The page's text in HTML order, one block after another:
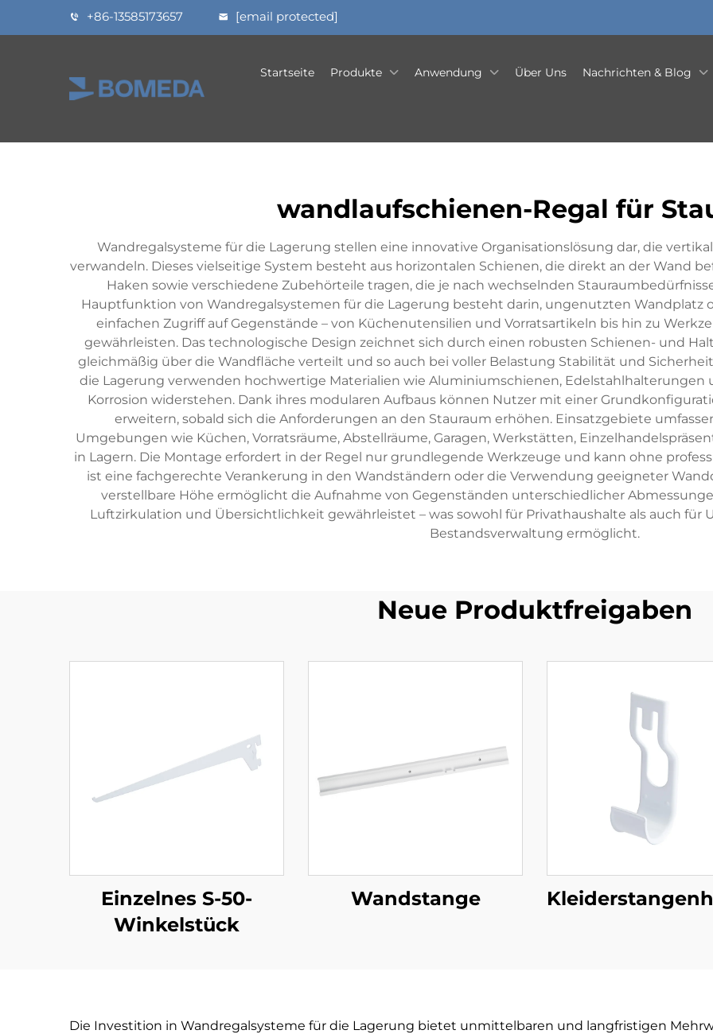
+86-13585173657 [email protected]
Startseite Produkte Anwendung Über Uns Nachrichten & Blog
wandlaufschienen-Regal für
Wandregalsysteme für die Lagerung stellen eine innovative Organisationslösung dar, die
verwandeln. Dieses vielseitige System besteht aus horizontalen Schienen, die direkt an der Wand
Haken sowie verschiedene Zubehörteile tragen, die je nach wechselnden
Hauptfunktion von Wandregalsystemen für die Lagerung besteht darin, ungenutzten Wandplatz
einfachen Zugriff auf Gegenstände – von Küchenutensilien und Vorratsartikeln bis hin zu
gewährleisten. Das technologische Design zeichnet sich durch einen robusten Schienen- und
gleichmäßig über die Wandfläche verteilt und so auch bei voller Belastung Stabilität und
die Lagerung verwenden hochwertige Materialien wie Aluminiumschienen, Edelstahlhalterungen
Korrosion widerstehen. Dank ihres modularen Aufbaus können Nutzer mit einer
erweitern, sobald sich die Anforderungen an den Stauraum erhöhen. Einsatzgebiete
Umgebungen wie Küchen, Vorratsräume, Abstellräume, Garagen, Werkstätten,
in Lagern. Die Montage erfordert in der Regel nur grundlegende Werkzeuge und kann ohne
ist eine fachgerechte Verankerung in den Wandständern oder die Verwendung geeigneter
verstellbare Höhe ermöglicht die Aufnahme von Gegenständen unterschiedlicher
Luftzirkulation und Übersichtlichkeit gewährleistet – was sowohl für Privathaushalte als auch
Bestandsverwaltung ermöglicht.
Neue Produktfreigaben
Einzelnes S-50-
Winkelstück
Wandstange
Die Investition in Wandregalsysteme für die Lagerung bietet unmittelbaren und langfristigen